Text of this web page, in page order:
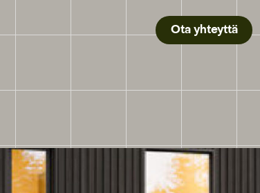
Ota yhteyttä